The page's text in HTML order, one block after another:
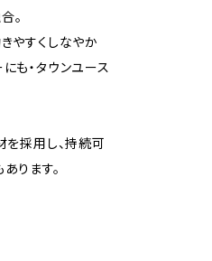
。
やすくしなやか
も・タウンユース
を採用し、持続可
ります。